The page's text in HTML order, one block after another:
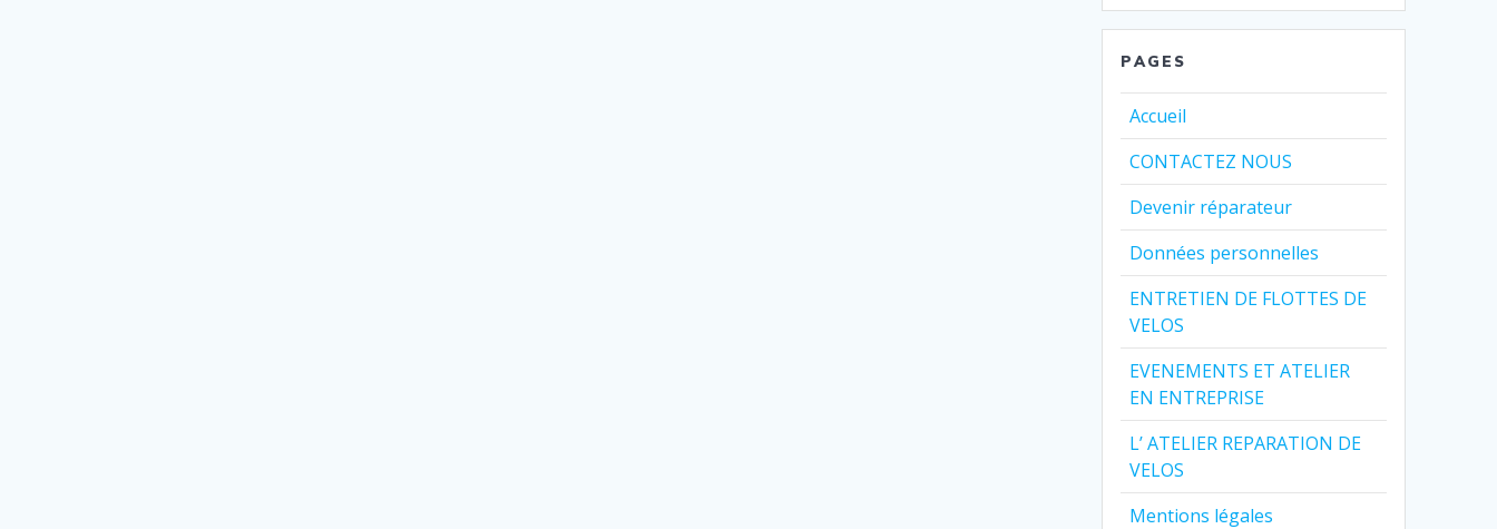
:
PAGES
Accueil
CONTACTEZ NOUS
Devenir réparateur
Données personnelles
ENTRETIEN DE FLOTTES DE
VELOS
EVENEMENTS ET ATELIER
EN ENTREPRISE
L’ ATELIER REPARATION DE
VELOS
Mentions légales